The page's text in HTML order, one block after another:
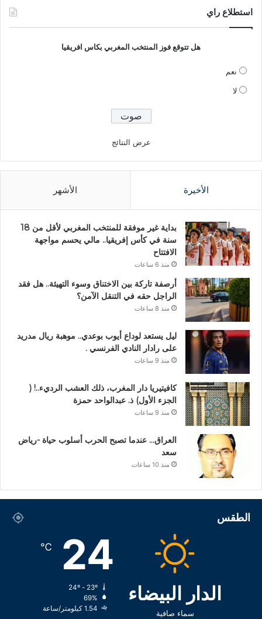
استطلاع راي
هل تتوقع فوز المنتخب المغربي بكاس افريقيا
نعم
لا
عرض النتائج
الأخيرة الأشهر
بداية غير موفقة للمنتخب المغربي لأقل من 18
سنة في كأس إفريقيا.. مالي يحسم مواجهة
الافتتاح
منذ 6 ساعات
أرصفة تاركة بين الاختناق وسوء التهيئة.. هل فقد
الراجل حقه في التنقل الآمن؟
منذ 8 ساعات
ليل يستعد لوداع أيوب بوعدي.. موهبة ريال مدريد
على رادار النادي الفرنسي .
منذ 9 ساعات
كافيتيريا دار المغرب، ذلك العشب الرديء..! (
الجزء الأول) ذ. عبدالواحد حمزة
منذ 9 ساعات
العراق… عندما تصبح الحرب أسلوب حياة -رياض
سعد
منذ 10 ساعات
الطقس
الدار البيضاء
سماء صافية
24
℃
69%
1.54 كيلومتر/ساعة